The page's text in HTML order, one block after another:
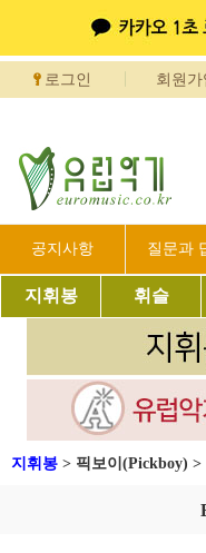
로그인 회원가
공지사항 질문과
지휘봉 휘슬
지휘봉 > 픽보이(Pickboy) >